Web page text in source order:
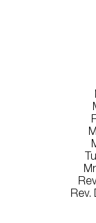
Rev.